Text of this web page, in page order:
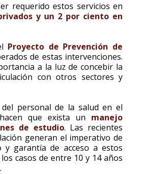
requerido estos servicios en
y un 2 por ciento en
Proyecto de Prevención de
de estas intervenciones.
a la luz de concebir la
con otros sectores y
personal de la salud en el
que exista un manejo
de estudio. Las recientes
generan el imperativo de
y garantía de acceso a estos
casos de entre 10 y 14 años